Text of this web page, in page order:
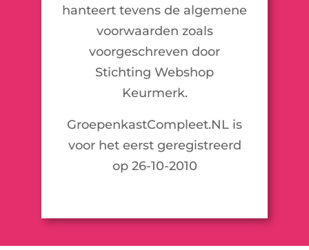
hanteert tevens de algemene
voorwaarden zoals
voorgeschreven door
Stichting Webshop
Keurmerk.
GroepenkastCompleet.NL is
voor het eerst geregistreerd
op 26-10-2010